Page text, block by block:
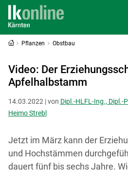
Pflanzen Obstbau
Video: Der
Apfelhalbstamm
14.03.2022 | von Dipl.-HLFL-Ing., Dipl.-
Heimo Strebl
Jetzt im März kann der
und Hochstämmen
dauert fünf bis sechs Jahre.